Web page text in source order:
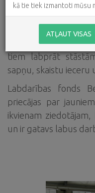
Pateicoties ziedotāju
kopā esam
tiem labprāt
sapņu, skaistu ieceru
Labdarības fonds
priecājas par
ikvienam
un ir gatavs labus
kā tie tiek izmantoti mūsu
ATĻAUT VISAS